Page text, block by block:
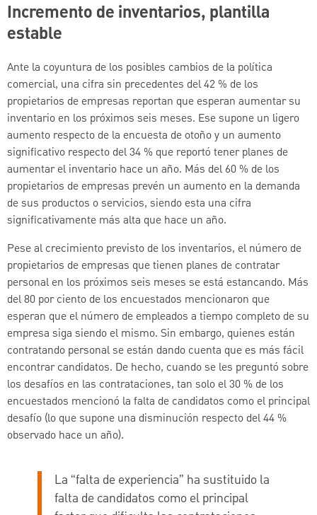
Incremento de inventarios, plantilla
estable
Ante la coyuntura de los posibles cambios de la política
comercial, una cifra sin precedentes del 42 % de los
propietarios de empresas reportan que esperan aumentar su
inventario en los próximos seis meses. Ese supone un ligero
aumento respecto de la encuesta de otoño y un aumento
significativo respecto del 34 % que reportó tener planes de
aumentar el inventario hace un año. Más del 60 % de los
propietarios de empresas prevén un aumento en la demanda
de sus productos o servicios, siendo esta una cifra
significativamente más alta que hace un año.
Pese al crecimiento previsto de los inventarios, el número de
propietarios de empresas que tienen planes de contratar
personal en los próximos seis meses se está estancando. Más
del 80 por ciento de los encuestados mencionaron que
esperan que el número de empleados a tiempo completo de su
empresa siga siendo el mismo. Sin embargo, quienes están
contratando personal se están dando cuenta que es más fácil
encontrar candidatos. De hecho, cuando se les preguntó sobre
los desafíos en las contrataciones, tan solo el 30 % de los
encuestados mencionó la falta de candidatos como el principal
desafío (lo que supone una disminución respecto del 44 %
observado hace un año).
La “falta de experiencia” ha sustituido la
falta de candidatos como el principal